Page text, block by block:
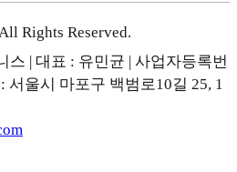
Rights Reserved.
스 | 대표 : 유민균 | 사업자등록번
서울시 마포구 백범로10길 25, 1